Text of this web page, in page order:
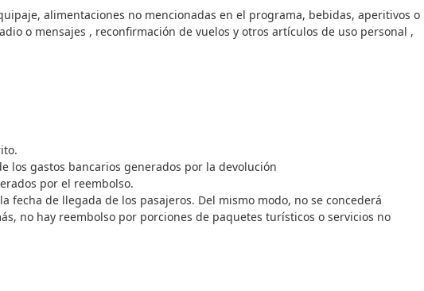
alimentaciones no mencionadas en el programa, bebidas, aperitivos o
o mensajes , reconfirmación de vuelos y otros artículos de uso personal ,
los gastos bancarios generados por la devolución
por el reembolso.
fecha de llegada de los pasajeros. Del mismo modo, no se concederá
no hay reembolso por porciones de paquetes turísticos o servicios no